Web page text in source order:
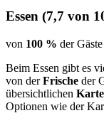
Essen (7,7 von
von 100 % der
Beim Essen gibt es
von derFrische der
übersichtlichen Karte
Optionen wie der